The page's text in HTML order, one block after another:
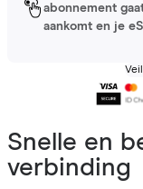
abonnement
aankomt en je
Snelle en
verbinding